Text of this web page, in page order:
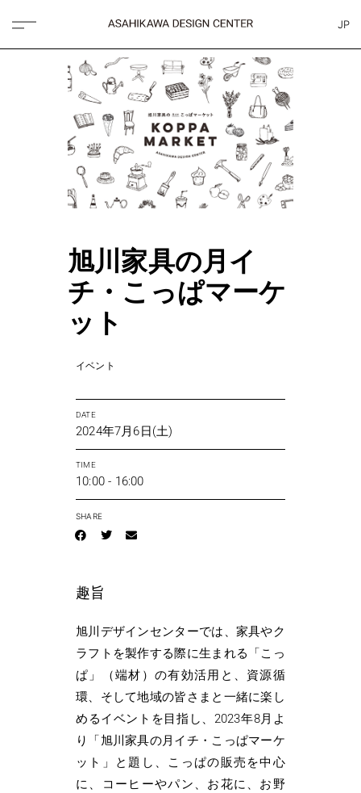
JP
旭川家具の月イ
チ・こっぱマーケ
ット
イベント
DATE
2024年7月6日(土)
TIME
10:00 - 16:00
SHARE
趣旨
旭川デザインセンターでは、家具やク
ラフトを製作する際に生まれる「こっ
ぱ」（端材）の有効活用と、資源循
環、そして地域の皆さまと一緒に楽し
めるイベントを目指し、2023年8月よ
り「旭川家具の月イチ・こっぱマーケ
ット」と題し、こっぱの販売を中心
に、コーヒーやパン、お花に、お野